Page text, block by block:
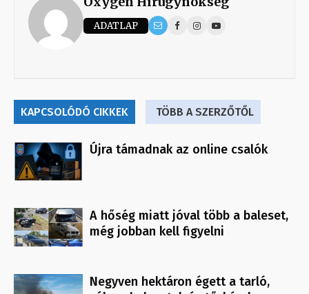
ADATLAP
KAPCSOLÓDÓ CIKKEK TÖBB A SZERZŐTŐL
Újra támadnak az online csalók
A hőség miatt jóval több a baleset,
még jobban kell figyelni
Negyven hektáron égett a tarló,